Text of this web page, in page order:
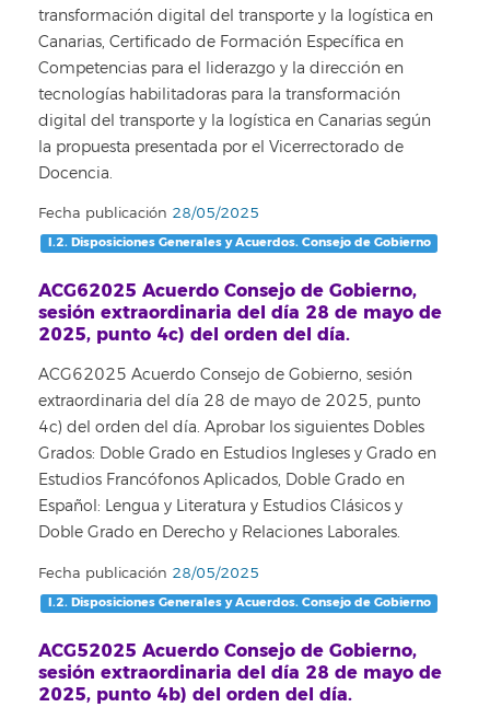
transformación digital del transporte y la logística en
Canarias, Certificado de Formación Específica en
Competencias para el liderazgo y la dirección en
tecnologías habilitadoras para la transformación
digital del transporte y la logística en Canarias según
la propuesta presentada por el Vicerrectorado de
Docencia.
Fecha publicación 28/05/2025
I.2. Disposiciones Generales y Acuerdos. Consejo de Gobierno
ACG62025 Acuerdo Consejo de Gobierno,
sesión extraordinaria del día 28 de mayo de
2025, punto 4c) del orden del día.
ACG62025 Acuerdo Consejo de Gobierno, sesión
extraordinaria del día 28 de mayo de 2025, punto
4c) del orden del día. Aprobar los siguientes Dobles
Grados: Doble Grado en Estudios Ingleses y Grado en
Estudios Francófonos Aplicados, Doble Grado en
Español: Lengua y Literatura y Estudios Clásicos y
Doble Grado en Derecho y Relaciones Laborales.
Fecha publicación 28/05/2025
I.2. Disposiciones Generales y Acuerdos. Consejo de Gobierno
ACG52025 Acuerdo Consejo de Gobierno,
sesión extraordinaria del día 28 de mayo de
2025, punto 4b) del orden del día.